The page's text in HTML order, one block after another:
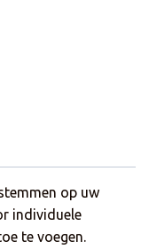
een bar met
ruimtes en
badkamer met
op uw
individuele
te voegen.